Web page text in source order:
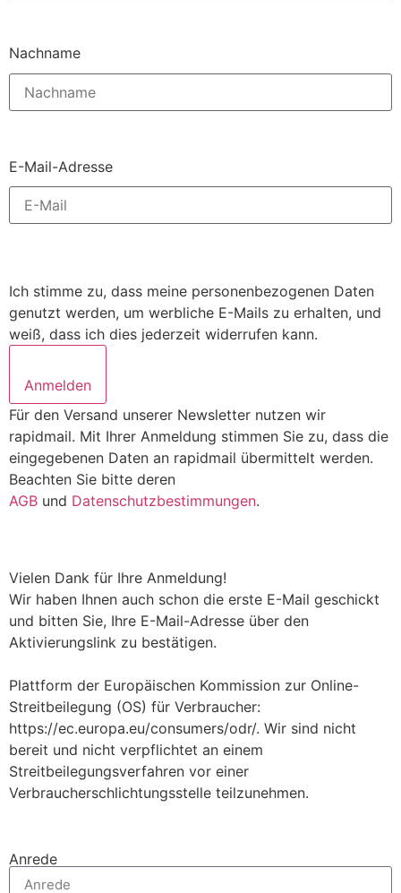
Nachname
E-Mail-Adresse
Ich stimme zu, dass meine personenbezogenen Daten
genutzt werden, um werbliche E-Mails zu erhalten, und
weiß, dass ich dies jederzeit widerrufen kann.
Anmelden
Für den Versand unserer Newsletter nutzen wir
rapidmail. Mit Ihrer Anmeldung stimmen Sie zu, dass die
eingegebenen Daten an rapidmail übermittelt werden.
Beachten Sie bitte deren
AGB und Datenschutzbestimmungen.
Vielen Dank für Ihre Anmeldung!
Wir haben Ihnen auch schon die erste E-Mail geschickt
und bitten Sie, Ihre E-Mail-Adresse über den
Aktivierungslink zu bestätigen.
Plattform der Europäischen Kommission zur Online-
Streitbeilegung (OS) für Verbraucher:
https://ec.europa.eu/consumers/odr/. Wir sind nicht
bereit und nicht verpflichtet an einem
Streitbeilegungsverfahren vor einer
Verbraucherschlichtungsstelle teilzunehmen.
Anrede